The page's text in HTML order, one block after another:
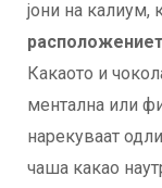
јони на калиум,
Какаото и
ментална или
нарекуваат
чаша какао